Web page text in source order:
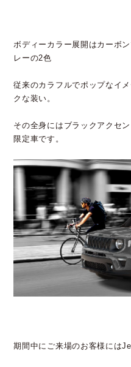
ボディーカラー展開はカーボ
レーの2色
従来のカラフルでポップなイ
クな装い。
その全身にはブラックアクセ
限定車です。
期間中にご来場のお客様には